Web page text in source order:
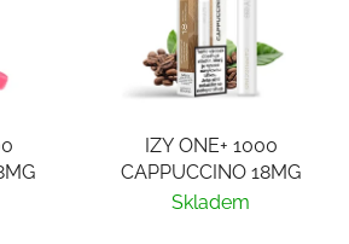
IZY ONE+ 1000
CAPPUCCINO 18MG
Skladem